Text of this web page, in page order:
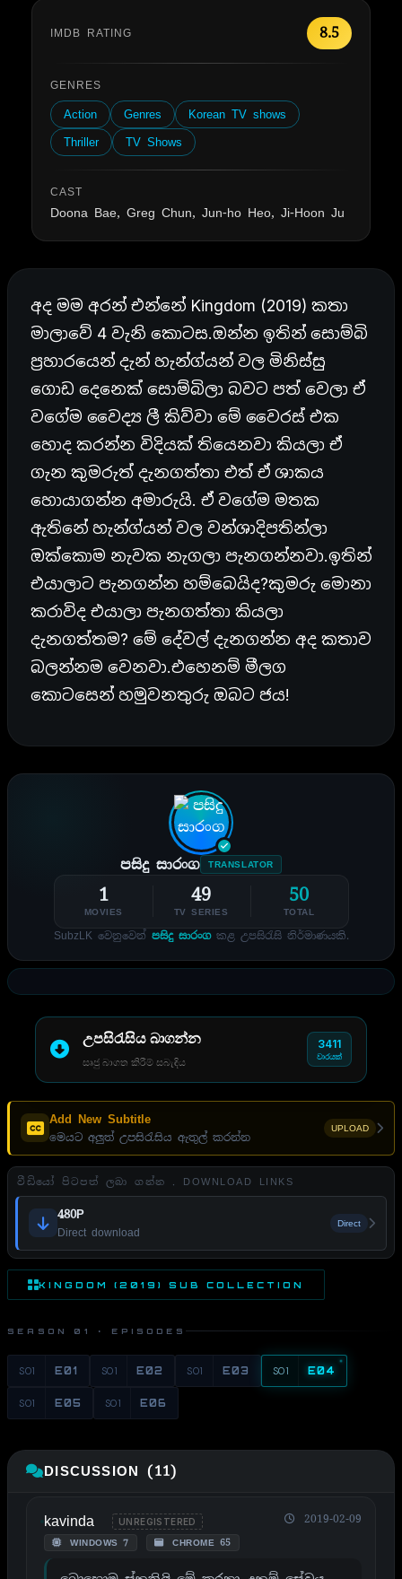
IMDB RATING 8.5
GENRES
Action Genres
Korean TV shows
Thriller
TV Shows
CAST
Doona Bae, Greg Chun, Jun-ho Heo, Ji-Hoon Ju
අද මම අරන් එන්නේ Kingdom (2019) කතා
මාලාවේ 4 වැනි කොටස.ඔන්න ඉතින් සොම්බි
ප්‍රහාරයෙන් දැන් හැන්ග්යන් වල මිනිස්සු
ගොඩ දෙනෙක් සොම්බිලා බවට පත් වෙලා ඒ
වගේම වෛද්‍ය ලී කිව්වා මේ වෛරස් එක
හොද කරන්න විදියක් තියෙනවා කියලා ඒ
ගැන කුමරුත් දැනගත්තා එත් ඒ ශාකය
හොයාගන්න අමාරුයි. ඒ වගේම මතක
ඇතිනේ හැන්ග්යන් වල වන්ශාදිපතින්ලා
ඔක්කොම නැවක නැගලා පැනගන්නවා.ඉතින්
එයාලාට පැනගන්න හම්බෙයිද?කුමරු මොනා
කරාවිද එයාලා පැනගත්තා කියලා
දැනගත්තම? මේ දේවල් දැනගන්න අද කතාව
බලන්නම වෙනවා.එහෙනම් මීලග
කොටසෙන් හමුවනතුරු ඔබට ජය!
පසිදු සාරංග TRANSLATOR
1
MOVIES
49
TV SERIES
50
TOTAL
SubzLK වෙනුවෙන් පසිදු සාරංගකළ උපසිරැසි නිර්මාණයකි.
උපසිරැසිය බාගන්න
සෘජු බාගත කිරීම් සබැඳිය
3411
වාරයක්
Add New Subtitle
මෙයට අලුත් උපසිරැසිය ඇතුල් කරන්න
UPLOAD
වීඩියෝ පිටපත් ලබා ගන්න . DOWNLOAD LINKS
480P
Direct download
Direct
KINGDOM (2019) SUB COLLECTION
SEASON 01 · EPISODES
S01 E01 S01 E02 S01 E03 S01 E04
S01 E05 S01 E06
DISCUSSION (11)
kavinda UNREGISTERED
WINDOWS 7 CHROME 65
2019-02-09